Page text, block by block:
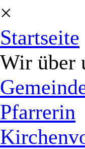
×
Startseite
Wir über
Pfarrerin